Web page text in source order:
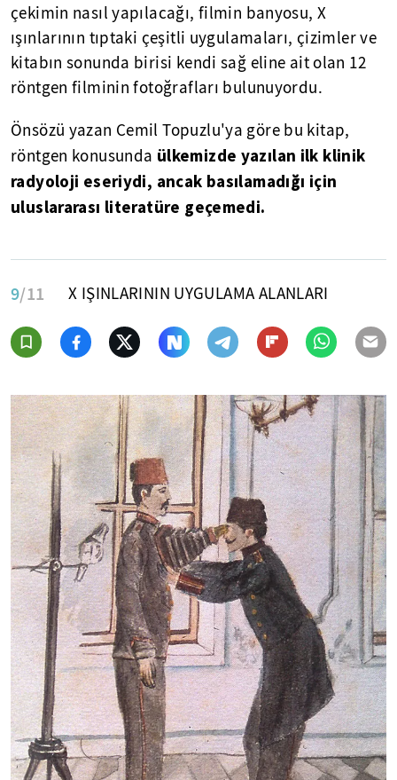
çekimin nasıl yapılacağı, filmin banyosu, X
ışınlarının tıptaki çeşitli uygulamaları, çizimler ve
kitabın sonunda birisi kendi sağ eline ait olan 12
röntgen filminin fotoğrafları bulunuyordu.
Önsözü yazan Cemil Topuzlu'ya göre bu kitap,
röntgen konusunda ülkemizde yazılan ilk klinik
radyoloji eseriydi, ancak basılamadığı için
uluslararası literatüre geçemedi.
9/11 X IŞINLARININ UYGULAMA ALANLARI